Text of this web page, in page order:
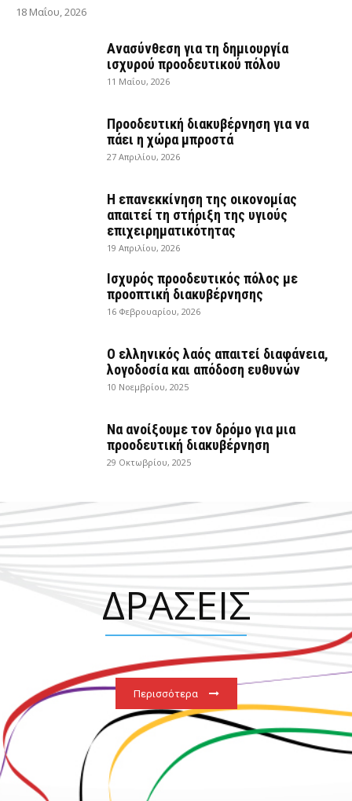
18 Μαΐου, 2026
Ανασύνθεση για τη δημιουργία
ισχυρού προοδευτικού πόλου
11 Μαΐου, 2026
Προοδευτική διακυβέρνηση για να
πάει η χώρα μπροστά
27 Απριλίου, 2026
Η επανεκκίνηση της οικονομίας
απαιτεί τη στήριξη της υγιούς
επιχειρηματικότητας
19 Απριλίου, 2026
Ισχυρός προοδευτικός πόλος με
προοπτική διακυβέρνησης
16 Φεβρουαρίου, 2026
Ο ελληνικός λαός απαιτεί διαφάνεια,
λογοδοσία και απόδοση ευθυνών
10 Νοεμβρίου, 2025
Να ανοίξουμε τον δρόμο για μια
προοδευτική διακυβέρνηση
29 Οκτωβρίου, 2025
ΔΡΑΣΕΙΣ
Περισσότερα